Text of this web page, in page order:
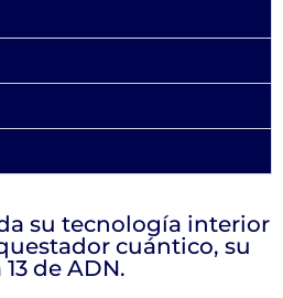
su tecnología interior
cuántico, su
de ADN.